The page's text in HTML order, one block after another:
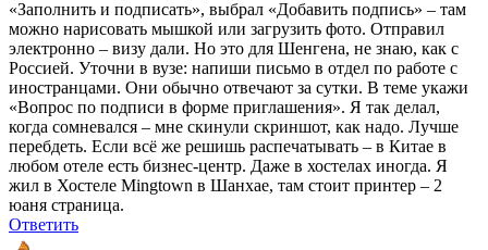
«Заполнить и подписать», выбрал «Добавить подпись» – там
можно нарисовать мышкой или загрузить фото. Отправил
электронно – визу дали. Но это для Шенгена, не знаю, как с
Россией. Уточни в вузе: напиши письмо в отдел по работе с
иностранцами. Они обычно отвечают за сутки. В теме укажи
«Вопрос по подписи в форме приглашения». Я так делал,
когда сомневался – мне скинули скриншот, как надо. Лучше
перебдеть. Если всё же решишь распечатывать – в Китае в
любом отеле есть бизнес-центр. Даже в хостелах иногда. Я
жил в Хостеле Mingtown в Шанхае, там стоит принтер – 2
юаня страница.
Ответить